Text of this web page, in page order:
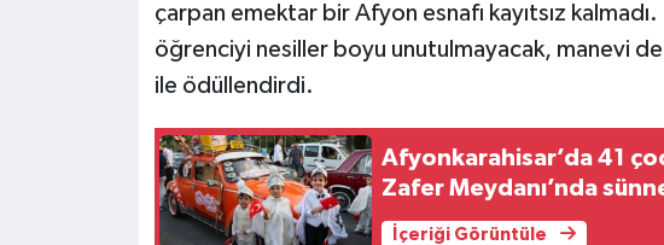
çarpan emektar bir Afyon esnafı kayıtsız
öğrenciyi nesiller boyu unutulmayacak, manevi
ile ödüllendirdi.
Afyonkarahisar’da 41
Zafer Meydanı’nda
İçeriği Görüntüle